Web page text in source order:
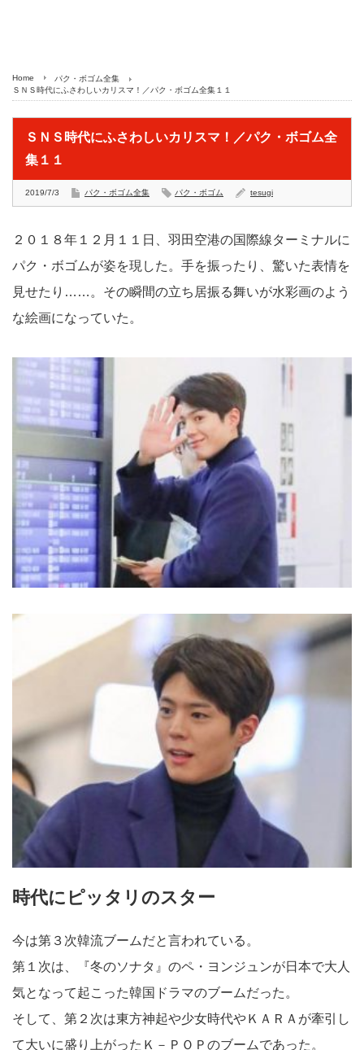
Home
パク・ボゴム全集
ＳＮＳ時代にふさわしいカリスマ！／パク・ボゴム全集１１
ＳＮＳ時代にふさわしいカリスマ！／パク・ボゴム全
集１１
2019/7/3 パク・ボゴム全集 パク・ボゴム tesugi
２０１８年１２月１１日、羽田空港の国際線ターミナルに
パク・ボゴムが姿を現した。手を振ったり、驚いた表情を
見せたり……。その瞬間の立ち居振る舞いが水彩画のよう
な絵画になっていた。
時代にピッタリのスター
今は第３次韓流ブームだと言われている。
第１次は、『冬のソナタ』のペ・ヨンジュンが日本で大人
気となって起こった韓国ドラマのブームだった。
そして、第２次は東方神起や少女時代やＫＡＲＡが牽引し
て大いに盛り上がったＫ－ＰＯＰのブームであった。